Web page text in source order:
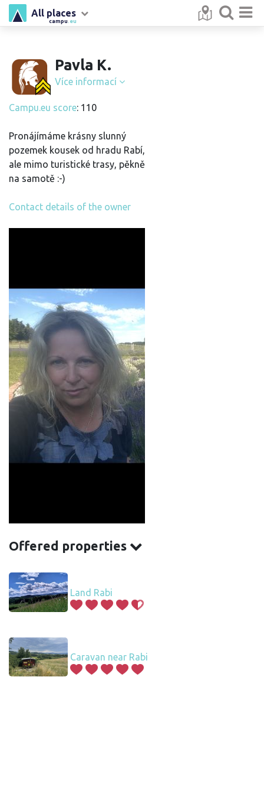
campu .eu
All places
Pavla K.
Více informací
Campu.eu score: 110
Pronájímáme krásny slunný
pozemek kousek od hradu Rabí,
ale mimo turistické trasy, pěkně
na samotě :-)
Contact details of the owner
Offered properties
Land Rabi
Caravan near Rabi